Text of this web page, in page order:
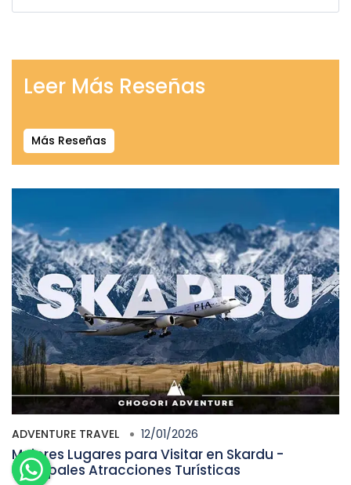
Leer Más Reseñas
Más Reseñas
ADVENTURE TRAVEL 12/01/2026
Mejores Lugares para Visitar en Skardu -
Principales Atracciones Turísticas